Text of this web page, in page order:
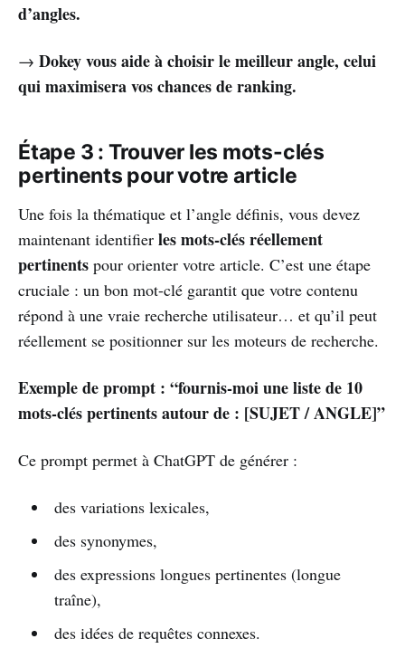
d’angles.
→ Dokey vous aide à choisir le meilleur angle, celui
qui maximisera vos chances de ranking.
Étape 3 : Trouver les mots-clés
pertinents pour votre article
Une fois la thématique et l’angle définis, vous devez
maintenant identifier les mots-clés réellement
pertinents pour orienter votre article. C’est une étape
cruciale : un bon mot-clé garantit que votre contenu
répond à une vraie recherche utilisateur… et qu’il peut
réellement se positionner sur les moteurs de recherche.
Exemple de prompt : “fournis-moi une liste de 10
mots-clés pertinents autour de : [SUJET / ANGLE]”
Ce prompt permet à ChatGPT de générer :
des variations lexicales,
des synonymes,
des expressions longues pertinentes (longue
traîne),
des idées de requêtes connexes.